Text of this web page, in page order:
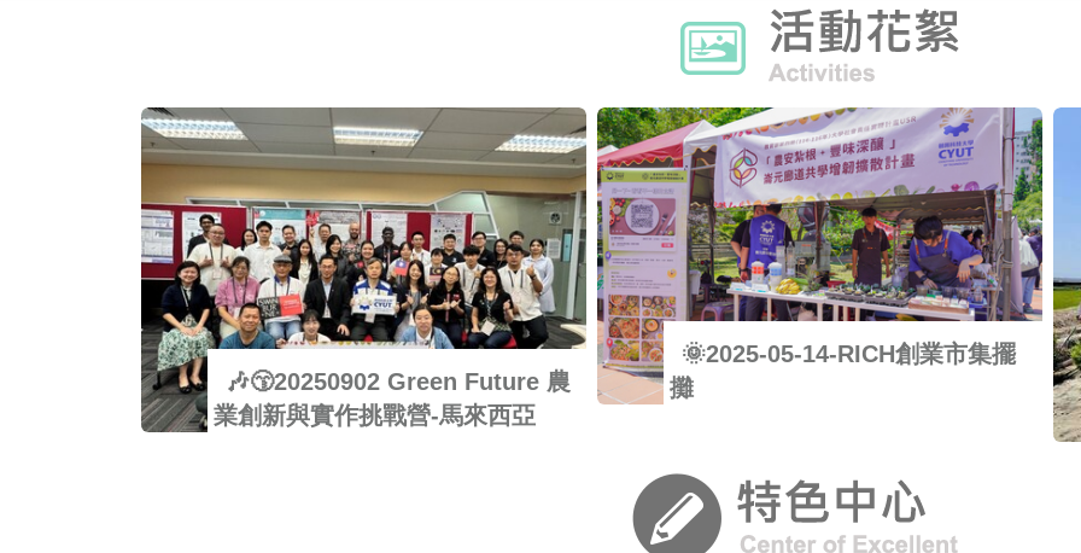
老師與學生 系學
🎶😙20250902 Green Future 農
業創新與實作挑戰營-馬來西亞
🌞2025-05-14-RICH創業市集擺
攤